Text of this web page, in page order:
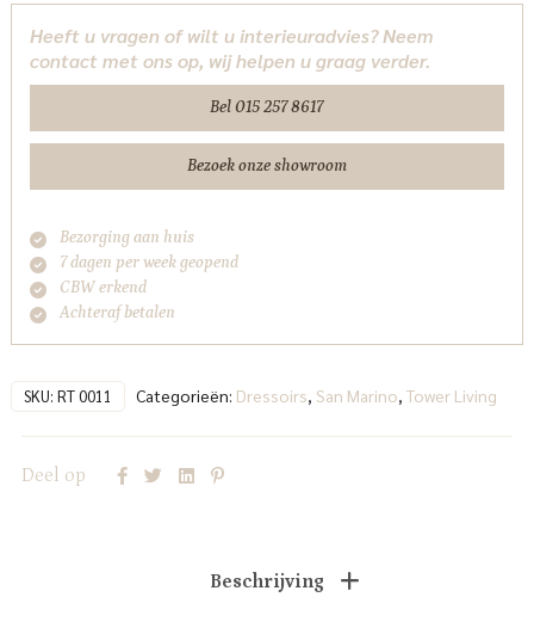
180
cm
Tower
aantal
Heeft u vragen of wilt u interieuradvies? Neem
contact met ons op, wij helpen u graag verder.
Bel 015 257 8617
Bezoek onze showroom
Bezorging aan huis
7 dagen per week geopend
CBW erkend
Achteraf betalen
SKU: RT 0011 Categorieën: Dressoirs, San Marino, Tower Living
Deel op
Beschrijving